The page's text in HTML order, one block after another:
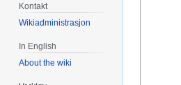
Kontakt
Wikiadministrasjon
In English
About the wiki